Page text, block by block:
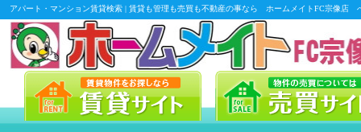
アパート・マンション賃貸検索 | 賃貸も管理も売買も不動産の事なら ホームメイトFC宗像店